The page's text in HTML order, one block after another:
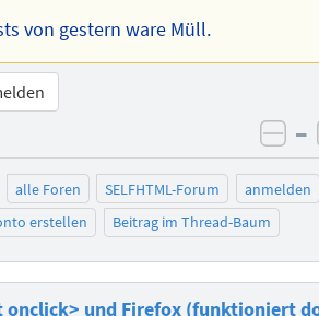
von gestern ware Müll.
–
alle Foren SELFHTML-Forum
anmelden
erstellen
Beitrag im Thread-Baum
onclick> und Firefox (funktioniert